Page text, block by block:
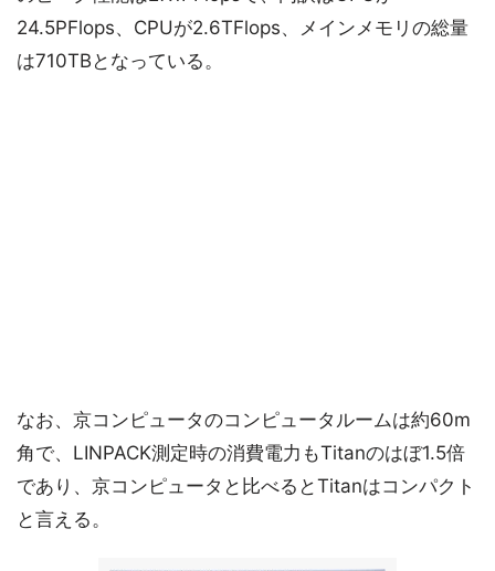
24.5PFlops、CPUが2.6TFlops、メインメモリの総量
は710TBとなっている。
なお、京コンピュータのコンピュータルームは約60m
角で、LINPACK測定時の消費電力もTitanのはぼ1.5倍
であり、京コンピュータと比べるとTitanはコンパクト
と言える。